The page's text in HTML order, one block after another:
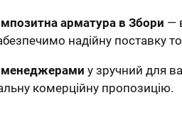
арматура в Збори —
надійну поставку
менеджерами у зручний для
комерційну пропозицію.